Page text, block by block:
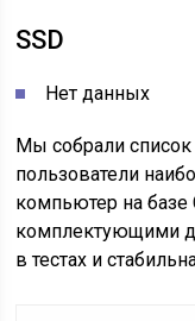
SSD
Нет данных
Мы собрали
пользователи
компьютер на базе
комплектующими
в тестах и